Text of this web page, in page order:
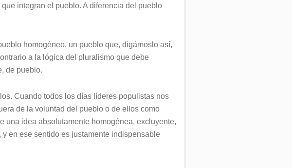
integran el pueblo. A diferencia del pueblo
homogéneo, un pueblo que, digámoslo así,
a la lógica del pluralismo que debe
de pueblo.
Cuando todos los días líderes populistas nos
de la voluntad del pueblo o de ellos como
una idea absolutamente homogénea, excluyente,
en ese sentido es justamente indispensable